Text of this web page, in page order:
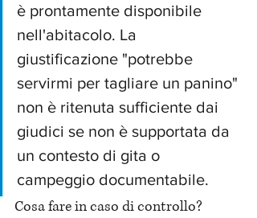
è prontamente disponibile
nell'abitacolo. La
giustificazione "potrebbe
servirmi per tagliare un panino"
non è ritenuta sufficiente dai
giudici se non è supportata da
un contesto di gita o
campeggio documentabile.
Cosa fare in caso di controllo?